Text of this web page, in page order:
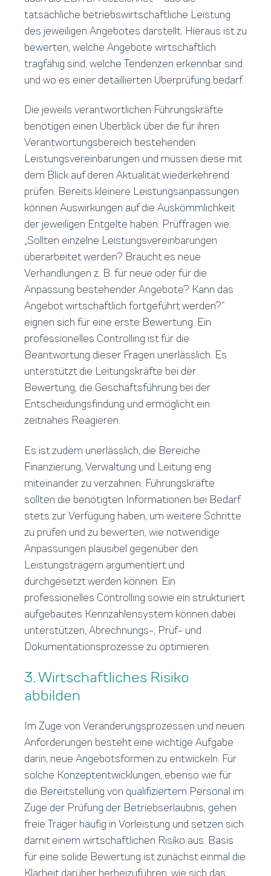
tatsächliche betriebswirtschaftliche Leistung
des jeweiligen Angebotes darstellt. Hieraus ist zu
bewerten, welche Angebote wirtschaftlich
tragfähig sind, welche Tendenzen erkennbar sind
und wo es einer detaillierten Überprüfung bedarf.
Die jeweils verantwortlichen Führungskräfte
benötigen einen Überblick über die für ihren
Verantwortungsbereich bestehenden
Leistungsvereinbarungen und müssen diese mit
dem Blick auf deren Aktualität wiederkehrend
prüfen. Bereits kleinere Leistungsanpassungen
können Auswirkungen auf die Auskömmlichkeit
der jeweiligen Entgelte haben. Prüffragen wie:
„Sollten einzelne Leistungsvereinbarungen
überarbeitet werden? Braucht es neue
Verhandlungen z. B. für neue oder für die
Anpassung bestehender Angebote? Kann das
Angebot wirtschaftlich fortgeführt werden?“
eignen sich für eine erste Bewertung. Ein
professionelles Controlling ist für die
Beantwortung dieser Fragen unerlässlich. Es
unterstützt die Leitungskräfte bei der
Bewertung, die Geschäftsführung bei der
Entscheidungsfindung und ermöglicht ein
zeitnahes Reagieren.
Es ist zudem unerlässlich, die Bereiche
Finanzierung, Verwaltung und Leitung eng
miteinander zu verzahnen. Führungskräfte
sollten die benötigten Informationen bei Bedarf
stets zur Verfügung haben, um weitere Schritte
zu prüfen und zu bewerten, wie notwendige
Anpassungen plausibel gegenüber den
Leistungsträgern argumentiert und
durchgesetzt werden können. Ein
professionelles Controlling sowie ein strukturiert
aufgebautes Kennzahlensystem können dabei
unterstützen, Abrechnungs-, Prüf- und
Dokumentationsprozesse zu optimieren.
3. Wirtschaftliches Risiko
abbilden
Im Zuge von Veränderungsprozessen und neuen
Anforderungen besteht eine wichtige Aufgabe
darin, neue Angebotsformen zu entwickeln. Für
solche Konzeptentwicklungen, ebenso wie für
die Bereitstellung von qualifiziertem Personal im
Zuge der Prüfung der Betriebserlaubnis, gehen
freie Träger häufig in Vorleistung und setzen sich
damit einem wirtschaftlichen Risiko aus. Basis
für eine solide Bewertung ist zunächst einmal die